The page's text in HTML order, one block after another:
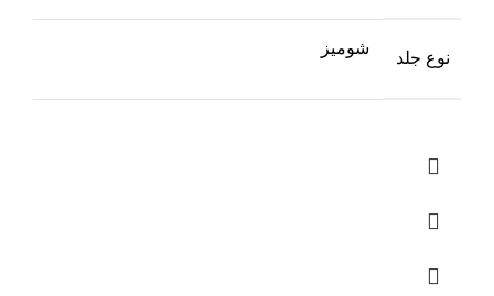
نوع جلد
شومیز